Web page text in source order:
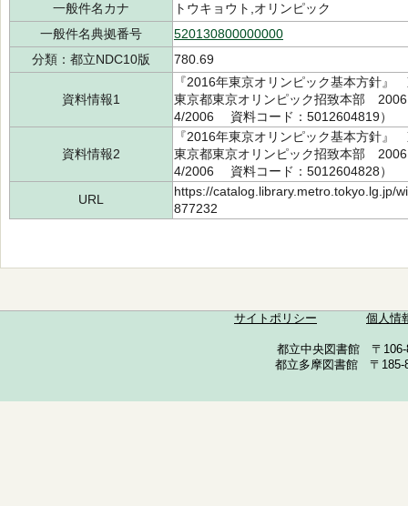
一般件名カナ
トウキョウト,オリンピック
一般件名典拠番号
520130800000000
分類：都立NDC10版
780.69
資料情報1
『2016年東京オリンピック基本方針
東京都東京オリンピック招致本部
4/2006 資料コード：5012604819）
資料情報2
『2016年東京オリンピック基本方針
東京都東京オリンピック招致本部
4/2006 資料コード：5012604828）
URL
https://catalog.library.metro.tokyo.lg.jp/
877232
サイトポリシー 個人情
都立中央図書館 〒
都立多摩図書館 〒185-